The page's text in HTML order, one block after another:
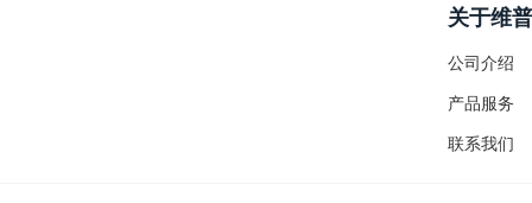
关于维普
公司介绍
产品服务
联系我们